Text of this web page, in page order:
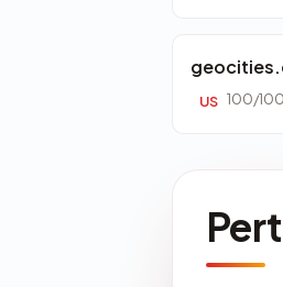
US 100/100